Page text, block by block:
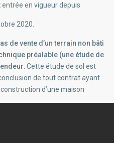
entrée en vigueur depuis
2020.
de vente d’un terrain non bâti
préalable (une étude de
. Cette étude de sol est
de tout contrat ayant
d’une maison